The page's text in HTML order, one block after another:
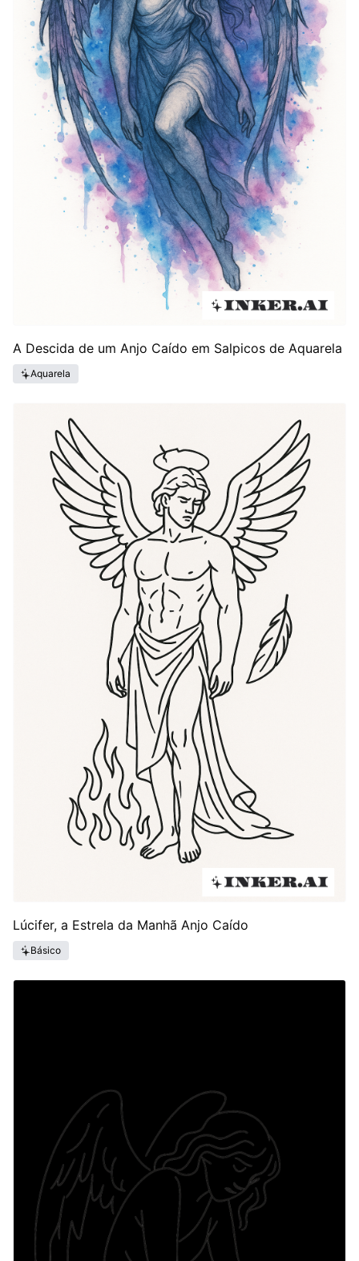
A Descida de um Anjo Caído em Salpicos de Aquarela
Aquarela
Lúcifer, a Estrela da Manhã Anjo Caído
Básico